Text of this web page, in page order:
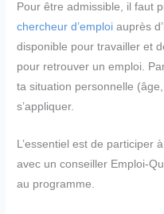
Pour être admissible, il faut
chercheur d’emploi auprès
disponible pour travailler et
pour retrouver un emploi.
ta situation personnelle
s’appliquer.
L’essentiel est de participer
avec un conseiller Emploi-
au programme.